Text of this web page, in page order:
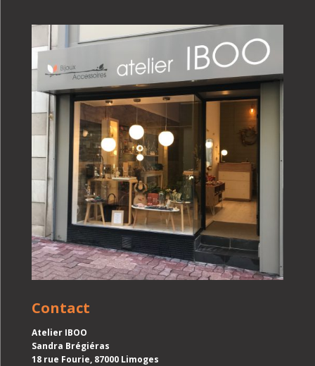
Contact
Atelier IBOO
Sandra Brégiéras
18 rue Fourie, 87000 Limoges